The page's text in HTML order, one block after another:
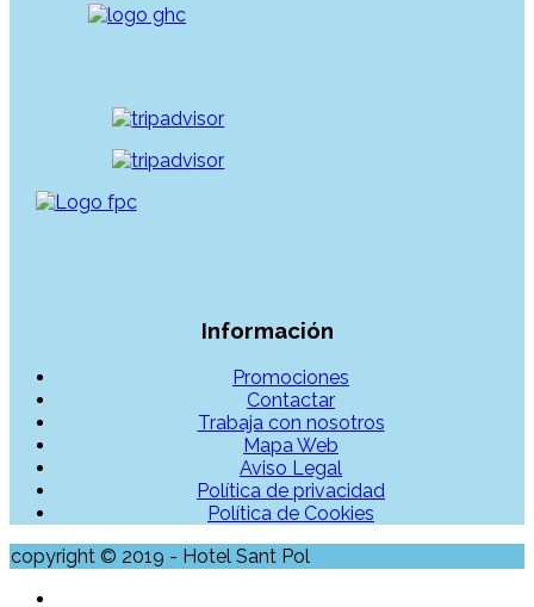
Información
Promociones
Contactar
Trabaja con nosotros
Mapa Web
Aviso Legal
Política de privacidad
Política de Cookies
copyright © 2019 - Hotel Sant Pol